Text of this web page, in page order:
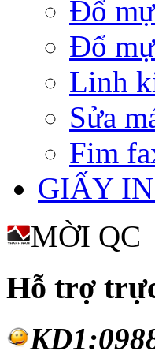
Đổ
Đổ
Linh
Sửa
Fim
GIẤY
MỜI QC
Hỗ trợ